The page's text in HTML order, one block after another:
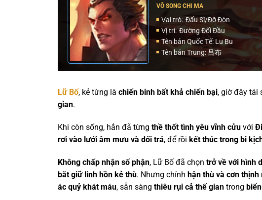
VÔ SONG CHI MA
Vai trò: Đấu Sĩ/Đỡ Đòn
Vị trí: Đường Đối Đầu
Tên bản Quốc Tế: Lu Bu
Tên bản Trung: 吕布
Lữ Bố, kẻ từng là chiến binh bất khả chiến bại, giờ đây tái
gian.
Khi còn sống, hắn đã từng thề thốt tình yêu vĩnh cửu với
rơi vào lưới âm mưu và dối trá, để rồi kết thúc trong bi
Không chấp nhận số phận, Lữ Bố đã chọn trở về với hình
bắt giữ linh hồn kẻ thù. Nhưng chính hận thù và cơn thịnh
ác quỷ khát máu, sẵn sàng thiêu rụi cả thế gian trong